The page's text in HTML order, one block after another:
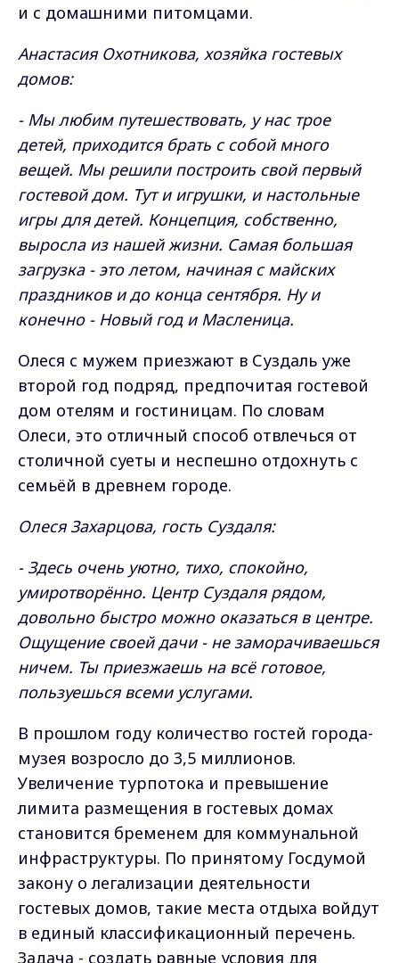
и с домашними питомцами.
Анастасия Охотникова, хозяйка гостевых
домов:
- Мы любим путешествовать, у нас трое
детей, приходится брать с собой много
вещей. Мы решили построить свой первый
гостевой дом. Тут и игрушки, и настольные
игры для детей. Концепция, собственно,
выросла из нашей жизни. Самая большая
загрузка - это летом, начиная с майских
праздников и до конца сентября. Ну и
конечно - Новый год и Масленица.
Олеся с мужем приезжают в Суздаль уже
второй год подряд, предпочитая гостевой
дом отелям и гостиницам. По словам
Олеси, это отличный способ отвлечься от
столичной суеты и неспешно отдохнуть с
семьёй в древнем городе.
Олеся Захарцова, гость Суздаля:
- Здесь очень уютно, тихо, спокойно,
умиротворённо. Центр Суздаля рядом,
довольно быстро можно оказаться в центре.
Ощущение своей дачи - не заморачиваешься
ничем. Ты приезжаешь на всё готовое,
пользуешься всеми услугами.
В прошлом году количество гостей города-
музея возросло до 3,5 миллионов.
Увеличение турпотока и превышение
лимита размещения в гостевых домах
становится бременем для коммунальной
инфраструктуры. По принятому Госдумой
закону о легализации деятельности
гостевых домов, такие места отдыха войдут
в единый классификационный перечень.
Задача - создать равные условия для